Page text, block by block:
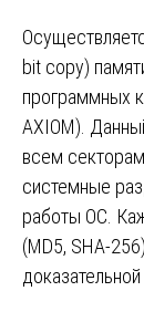
bit copy)
программных
AXIOM).
всем
системные
работы ОС.
(MD5, SHA-
доказательной